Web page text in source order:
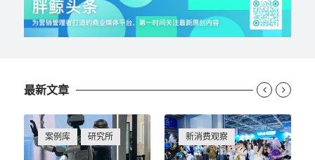
最新文章
案例库 研究所 新消费观察
 